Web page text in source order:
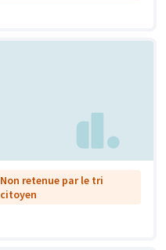
Non retenue par le tri
citoyen